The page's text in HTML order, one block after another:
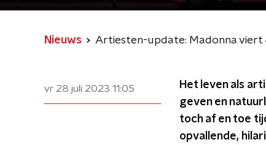
Nieuws Artiesten-update: Madonna viert
vr 28 juli 2023 11:05
Het leven als
geven en
toch af en toe
opvallende,